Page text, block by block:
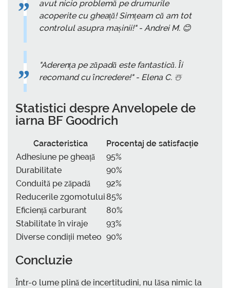
avut nicio problemă pe drumurile
acoperite cu gheață! Simțeam că am tot
controlul asupra mașinii!" - Andrei M. 😊
"Aderența pe zăpadă este fantastică. Îi
recomand cu încredere!" - Elena C. ☃️
Statistici despreAnvelopele de
iarna BF Goodrich
Caracteristica
Procentaj de satisfacție
Adhesiune pe gheață
95%
Durabilitate
90%
Conduită pe zăpadă
92%
Reducerile zgomotului85%
Eficiență carburant
80%
Stabilitate în viraje
93%
Diverse condiții meteo 90%
Concluzie
Într-o lume plină de incertitudini, nu lăsa nimic la